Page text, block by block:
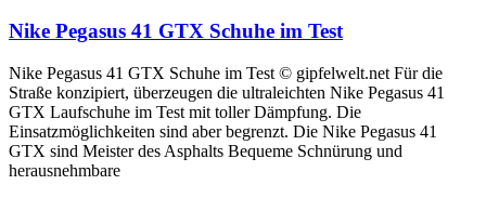
Nike Pegasus 41 GTX Schuhe im Test
Nike Pegasus 41 GTX Schuhe im Test © gipfelwelt.net Für die
Straße konzipiert, überzeugen die ultraleichten Nike Pegasus 41
GTX Laufschuhe im Test mit toller Dämpfung. Die
Einsatzmöglichkeiten sind aber begrenzt. Die Nike Pegasus 41
GTX sind Meister des Asphalts Bequeme Schnürung und
herausnehmbare